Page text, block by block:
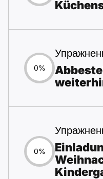
0%
0%